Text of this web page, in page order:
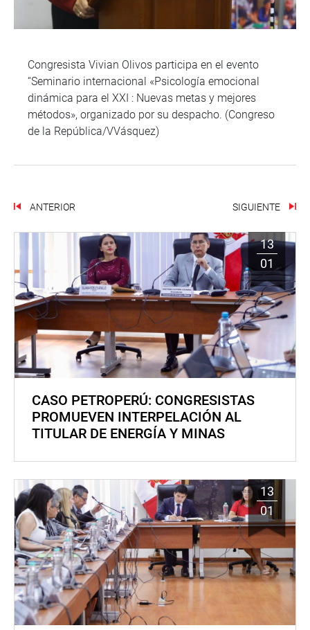
Congresista Vivian Olivos participa en el evento
“Seminario internacional «Psicología emocional
dinámica para el XXI : Nuevas metas y mejores
métodos», organizado por su despacho. (Congreso
de la República/VVásquez)
ANTERIOR SIGUIENTE
13
01
CASO PETROPERÚ: CONGRESISTAS
PROMUEVEN INTERPELACIÓN AL
TITULAR DE ENERGÍA Y MINAS
13
01